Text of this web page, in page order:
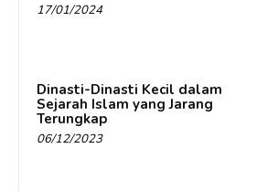
17/01/2024
Dinasti-Dinasti Kecil dalam
Sejarah Islam yang Jarang
Terungkap
06/12/2023